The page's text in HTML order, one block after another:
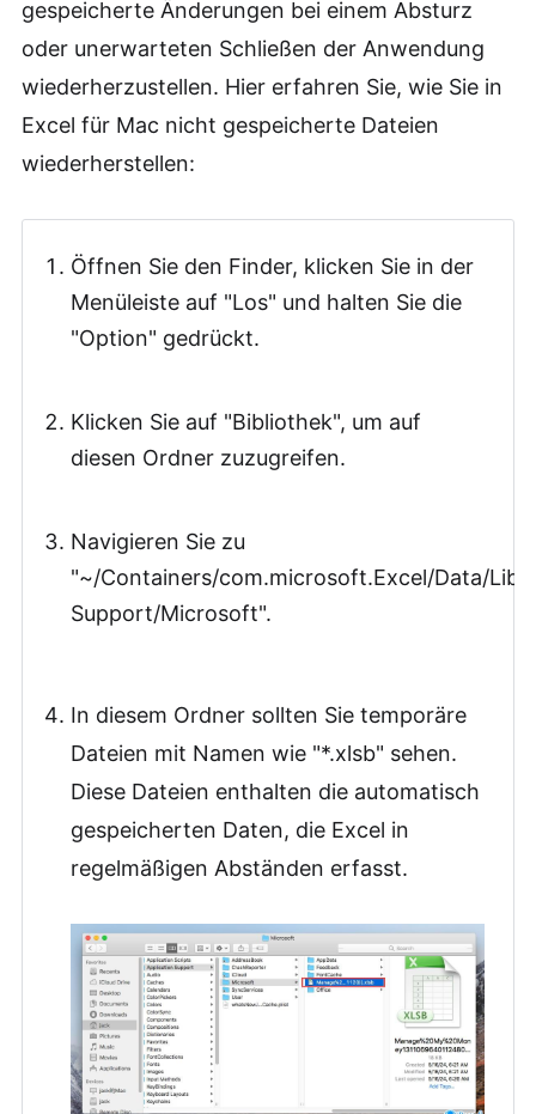
gespeicherte Änderungen bei einem Absturz
oder unerwarteten Schließen der Anwendung
wiederherzustellen. Hier erfahren Sie, wie Sie in
Excel für Mac nicht gespeicherte Dateien
wiederherstellen:
Öffnen Sie den Finder, klicken Sie in der
Menüleiste auf "Los" und halten Sie die
"Option" gedrückt.
Klicken Sie auf "Bibliothek", um auf
diesen Ordner zuzugreifen.
Navigieren Sie zu
"~/Containers/com.microsoft.Excel/Data/
Support/Microsoft".
In diesem Ordner sollten Sie temporäre
Dateien mit Namen wie "*.xlsb" sehen.
Diese Dateien enthalten die automatisch
gespeicherten Daten, die Excel in
regelmäßigen Abständen erfasst.